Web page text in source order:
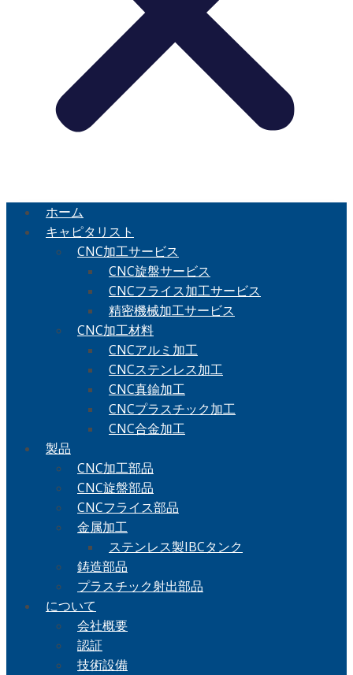
ホーム
キャピタリスト
CNC加工サービス
CNC旋盤サービス
CNCフライス加工サービス
精密機械加工サービス
CNC加工材料
CNCアルミ加工
CNCステンレス加工
CNC真鍮加工
CNCプラスチック加工
CNC合金加工
製品
CNC加工部品
CNC旋盤部品
CNCフライス部品
金属加工
ステンレス製IBCタンク
鋳造部品
プラスチック射出部品
について
会社概要
認証
技術設備